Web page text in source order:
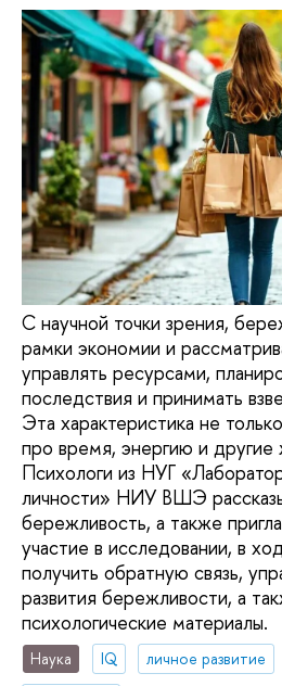
С научной точки зрения,
рамки экономии и
управлять ресурсами,
последствия и принимать
Эта характеристика не
про время, энергию и
Психологи из НУГ
личности» НИУ ВШЭ
бережливость, а также
участие в исследовании, в
получить обратную связь,
развития бережливости, а
психологические материалы.
Наука IQ
личное развитие